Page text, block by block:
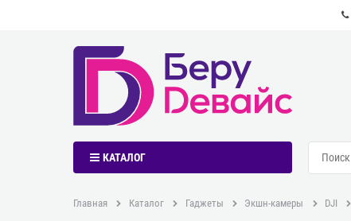
КАТАЛОГ
Главная Каталог Гаджеты Экшн-камеры DJI